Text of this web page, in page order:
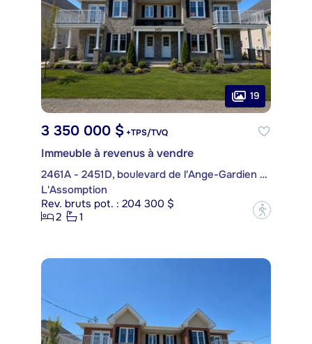
19
3 350 000 $ +TPS/TVQ
Immeuble à revenus à vendre
2461A - 2451D, boulevard de l'Ange-Gardien Nord
L'Assomption
Rev. bruts pot. : 204 300 $
2
1 ?